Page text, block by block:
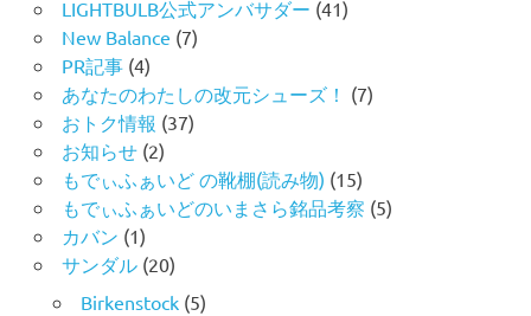
LIGHTBULB公式アンバサダー (41)
New Balance (7)
PR記事(4)
あなたのわたしの改元シューズ！ (7)
おトク情報 (37)
お知らせ(2)
もでぃふぁいど の靴棚(読み物) (15)
もでぃふぁいどのいまさら銘品考察 (5)
カバン (1)
サンダル(20)
Birkenstock(5)